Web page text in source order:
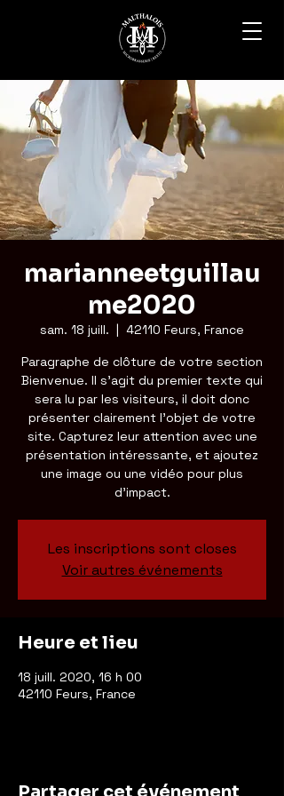
marianneetguillau
me2020
sam. 18 juill.
  |
42110 Feurs, France
Paragraphe de clôture de votre section
Bienvenue. Il s'agit du premier texte qui
sera lu par les visiteurs, il doit donc
présenter clairement l'objet de votre
site. Capturez leur attention avec une
présentation intéressante, et ajoutez
une image ou une vidéo pour plus
d'impact.
Les inscriptions sont closes
Voir autres événements
Heure et lieu
18 juill. 2020, 16 h 00
42110 Feurs, France